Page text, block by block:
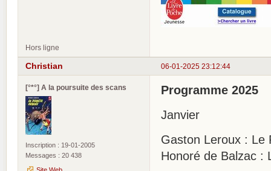
Hors ligne
06-01-2025 23:12:44
Christian
[°*°] A la poursuite des scans
Inscription : 19-01-2005
Messages : 20 438
Programme 2025
Janvier
Gaston Leroux : Le
Honoré de Balzac :